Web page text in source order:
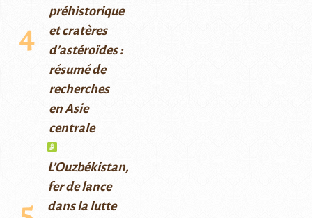
préhistorique
et cratères
d’astéroïdes :
résumé de
recherches
en Asie
centrale
L’Ouzbékistan,
fer de lance
dans la lutte